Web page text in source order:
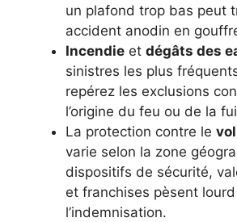
un plafond trop bas peut
accident anodin en
Incendie et dégâts des
sinistres les plus
repérez les exclusions
l’origine du feu ou de la
La protection contre le
varie selon la zone
dispositifs de sécurité,
et franchises pèsent
l’indemnisation.